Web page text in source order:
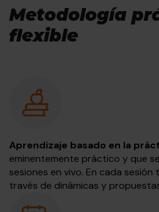
Metodología
flexible
Aprendizaje basado en la
eminentemente práctico y que
sesiones en vivo. En cada
través de dinámicas y